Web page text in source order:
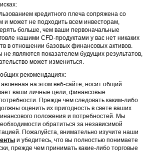
кредитного плеча сопряжена со
и может не подходить всем инвесторам,
больше, чем ваши первоначальные
нашими CFD-продуктами у вас нет никаких
в отношении базовых финансовых активов.
являются показателем будущих результатов,
может измениться.
рекомендациях:
на этом веб-сайте, носит общий
ваши личные цели, финансовые
Прежде чем следовать каким-либо
оценить их пригодность в свете ваших
положения и потребностей. Мы
обратиться за независимой
Пожалуйста, внимательно изучите наши
и убедитесь, что вы полностью понимаете
прежде чем принимать какие-либо торговые